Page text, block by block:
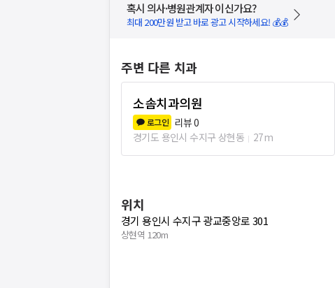
혹시 의사·병원관계자 이신가요?
최대 200만원 받고 바로 광고 시작하세요! 💰💰
주변 다른 치과
소솜치과의원
로그인 리뷰0
경기도 용인시 수지구 상현동
27m
위치
경기 용인시 수지구 광교중앙로 301
상현역 120m